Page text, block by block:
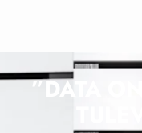
”DATA